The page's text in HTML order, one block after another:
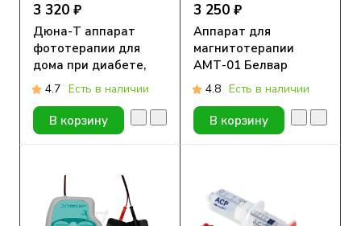
3 320 ₽
Дюна-Т аппарат
фототерапии для
дома при диабете,
заживление кожи и
снятие боли
4.7 Есть в наличии
В корзину
3 250 ₽
Аппарат для
магнитотерапии
АМТ-01 Белвар
4.8 Есть в наличии
В корзину